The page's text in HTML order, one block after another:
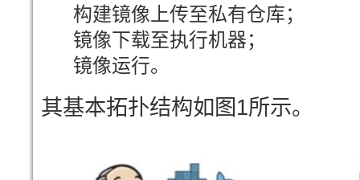
构建镜像上传至私有仓库；
镜像下载至执行机器；
镜像运行。
其基本拓扑结构如图1所示。